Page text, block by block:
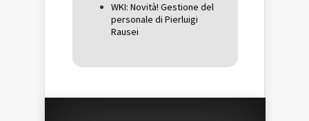
WKI: Novità! Gestione del
personale di Pierluigi
Rausei